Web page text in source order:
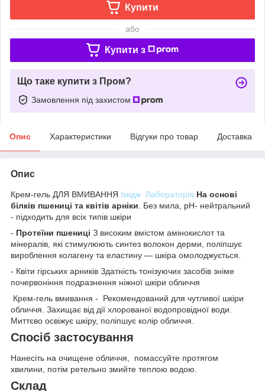
Купити
або
Купити з
Що таке купити з Пром?
Замовлення під захистом
Опис Характеристики Відгуки про товар Доставка
Опис
Крем-гель ДЛЯ ВМИВАННЯ Імідж Лабораторія На основі
білків пшениці та квітів арніки . Без мила, pH- нейтральний
- підходить для всіх типів шкіри
- Протеїни пшениці З високим вмістом амінокислот та
мінералів, які стимулюють синтез волокон дерми, поліпшує
вироблення колагену та еластину — шкіра омолоджується.
- Квіти гірських арників Здатність тонізуючих засобів зніме
почервоніння подразнення ніжної шкіри обличчя
Крем-гель вмивання - Рекомендований для чутливої шкіри
обличчя. Захищає від дії хлорованої водопровідної води.
Миттєво освіжує шкіру, поліпшує колір обличчя.
Спосіб застосування
Нанесіть на очищене обличчя, помассуйте протягом
хвилини, потім ретельно змийте теплою водою.
Склад